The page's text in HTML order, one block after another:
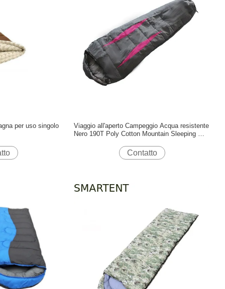
per uso singolo
Viaggio all'aperto Campeggio Acqua resistente
Nero 190T Poly Cotton Mountain Sleeping Bag
Contatto